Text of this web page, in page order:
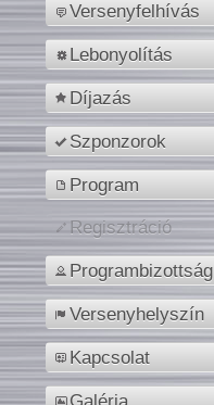
Versenyfelhívás
Lebonyolítás
Díjazás
Szponzorok
Program
Regisztráció
Programbizottság
Versenyhelyszín
Kapcsolat
Galéria